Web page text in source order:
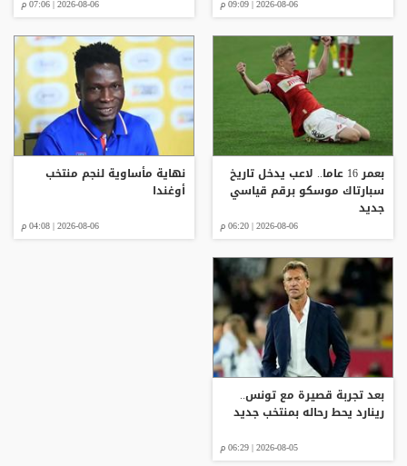
2026-08-06 | 09:09 م 2026-08-06 | 07:06 م
بعمر 16 عاما.. لاعب يدخل تاريخ
سبارتاك موسكو برقم قياسي
جديد
2026-08-06 | 06:20 م
نهاية مأساوية لنجم منتخب
أوغندا
2026-08-06 | 04:08 م
بعد تجربة قصيرة مع تونس..
رينارد يحط رحاله بمنتخب جديد
2026-08-05 | 06:29 م